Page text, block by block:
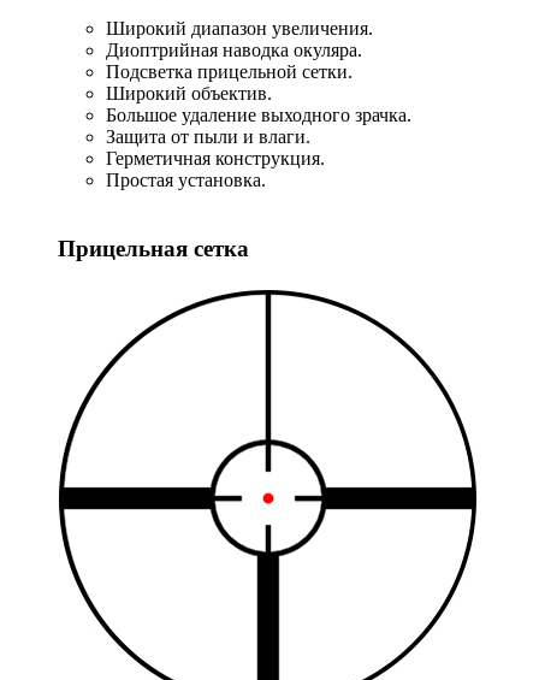
Широкий диапазон увеличения.
Диоптрийная наводка окуляра.
Подcветка прицельной сетки.
Широкий объектив.
Большое удаление выходного зрачка.
Защита от пыли и влаги.
Герметичная конструкция.
Простая установка.
Прицельная сетка